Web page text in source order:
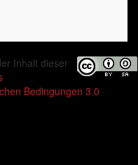
Inhalt dieser
Bedingungen 3.0